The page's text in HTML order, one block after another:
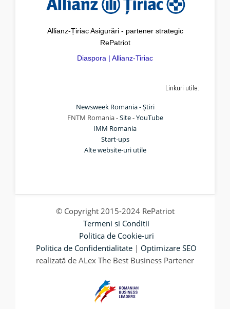
Allianz-Țiriac Asigurări - partener strategic
RePatriot
Diaspora | Allianz-Tiriac
Linkuri utile:
Newsweek Romania - Știri
FNTM Romania -Site-YouTube
IMM Romania
Start-ups
Alte website-uri utile
© Copyright 2015-2024 RePatriot
Termeni si Conditii
Politica de Cookie-uri
Politica de Confidentialitate | Optimizare SEO
realizată de ALex The Best Business Partener